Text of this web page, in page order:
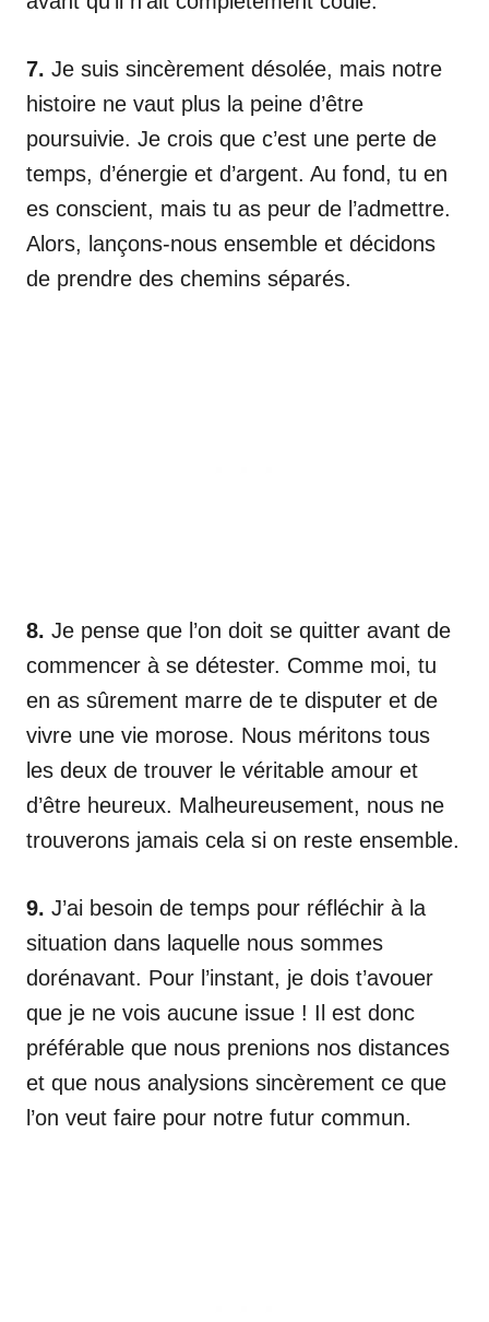
7. Je suis sincèrement désolée, mais notre
histoire ne vaut plus la peine d’être
poursuivie. Je crois que c’est une perte de
temps, d’énergie et d’argent. Au fond, tu en
es conscient, mais tu as peur de l’admettre.
Alors, lançons-nous ensemble et décidons
de prendre des chemins séparés.
8. Je pense que l’on doit se quitter avant de
commencer à se détester. Comme moi, tu
en as sûrement marre de te disputer et de
vivre une vie morose. Nous méritons tous
les deux de trouver le véritable amour et
d’être heureux. Malheureusement, nous ne
trouverons jamais cela si on reste ensemble.
9. J’ai besoin de temps pour réfléchir à la
situation dans laquelle nous sommes
dorénavant. Pour l’instant, je dois t’avouer
que je ne vois aucune issue ! Il est donc
préférable que nous prenions nos distances
et que nous analysions sincèrement ce que
l’on veut faire pour notre futur commun.